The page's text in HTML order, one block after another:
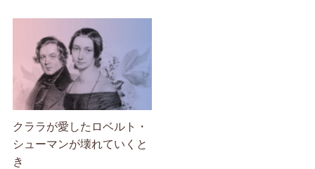
クララが愛したロベルト・
シューマンが壊れていくと
き